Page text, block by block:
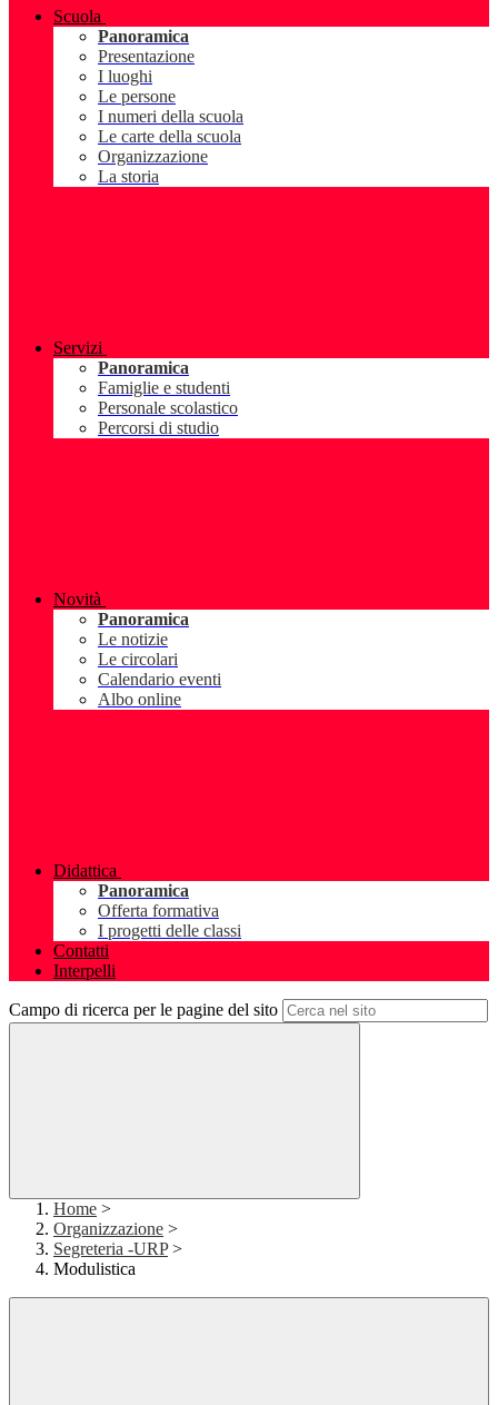
Scuola
Panoramica
Presentazione
I luoghi
Le persone
I numeri della scuola
Le carte della scuola
Organizzazione
La storia
Servizi
Panoramica
Famiglie e studenti
Personale scolastico
Percorsi di studio
Novità
Panoramica
Le notizie
Le circolari
Calendario eventi
Albo online
Didattica
Panoramica
Offerta formativa
I progetti delle classi
Contatti
Interpelli
Campo di ricerca per le pagine del sito
Home >
Organizzazione >
Segreteria -URP >
Modulistica